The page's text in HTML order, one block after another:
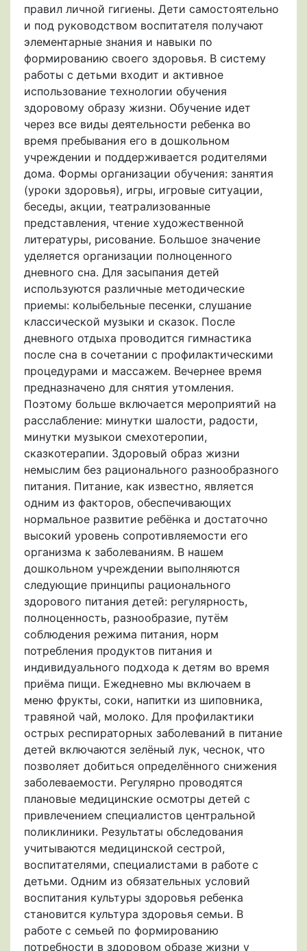
правил личной гигиены. Дети самостоятельно
и под руководством воспитателя получают
элементарные знания и навыки по
формированию своего здоровья. В систему
работы с детьми входит и активное
использование технологии обучения
здоровому образу жизни. Обучение идет
через все виды деятельности ребенка во
время пребывания его в дошкольном
учреждении и поддерживается родителями
дома. Формы организации обучения: занятия
(уроки здоровья), игры, игровые ситуации,
беседы, акции, театрализованные
представления, чтение художественной
литературы, рисование. Большое значение
уделяется организации полноценного
дневного сна. Для засыпания детей
используются различные методические
приемы: колыбельные песенки, слушание
классической музыки и сказок. После
дневного отдыха проводится гимнастика
после сна в сочетании с профилактическими
процедурами и массажем. Вечернее время
предназначено для снятия утомления.
Поэтому больше включается мероприятий на
расслабление: минутки шалости, радости,
минутки музыкои смехотеропии,
сказкотерапии. Здоровый образ жизни
немыслим без рационального разнообразного
питания. Питание, как известно, является
одним из факторов, обеспечивающих
нормальное развитие ребёнка и достаточно
высокий уровень сопротивляемости его
организма к заболеваниям. В нашем
дошкольном учреждении выполняются
следующие принципы рационального
здорового питания детей: регулярность,
полноценность, разнообразие, путём
соблюдения режима питания, норм
потребления продуктов питания и
индивидуального подхода к детям во время
приёма пищи. Ежедневно мы включаем в
меню фрукты, соки, напитки из шиповника,
травяной чай, молоко. Для профилактики
острых респираторных заболеваний в питание
детей включаются зелёный лук, чеснок, что
позволяет добиться определённого снижения
заболеваемости. Регулярно проводятся
плановые медицинские осмотры детей с
привлечением специалистов центральной
поликлиники. Результаты обследования
учитываются медицинской сестрой,
воспитателями, специалистами в работе с
детьми. Одним из обязательных условий
воспитания культуры здоровья ребенка
становится культура здоровья семьи. В
работе с семьей по формированию
потребности в здоровом образе жизни у